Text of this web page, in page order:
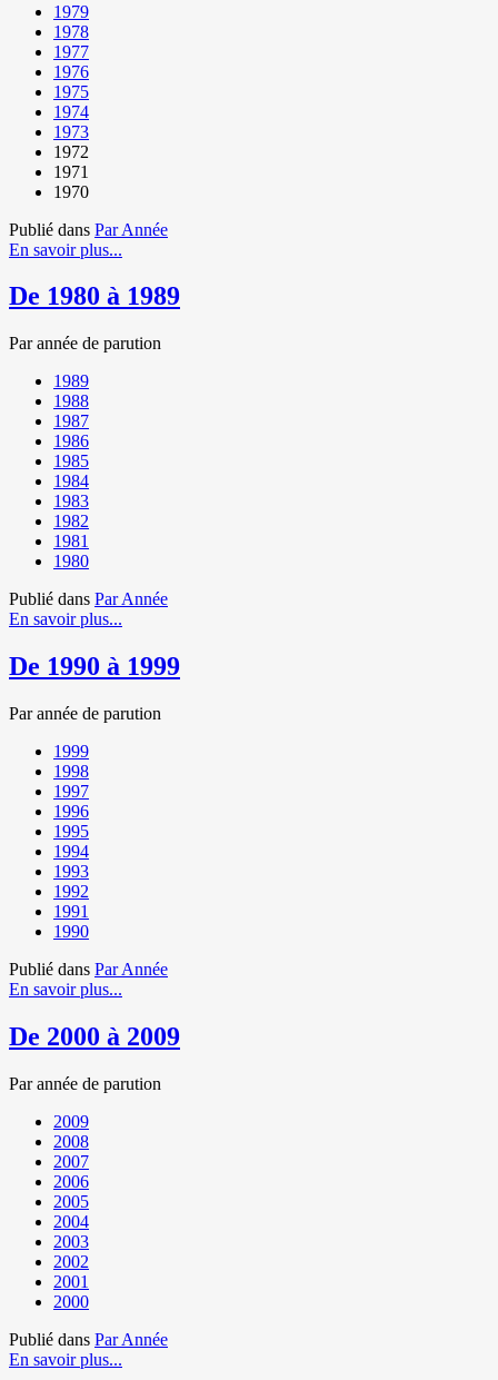
1979
1978
1977
1976
1975
1974
1973
1972
1971
1970
Publié dans Par Année
En savoir plus...
De 1980 à 1989
Par année de parution
1989
1988
1987
1986
1985
1984
1983
1982
1981
1980
Publié dans Par Année
En savoir plus...
De 1990 à 1999
Par année de parution
1999
1998
1997
1996
1995
1994
1993
1992
1991
1990
Publié dans Par Année
En savoir plus...
De 2000 à 2009
Par année de parution
2009
2008
2007
2006
2005
2004
2003
2002
2001
2000
Publié dans Par Année
En savoir plus...